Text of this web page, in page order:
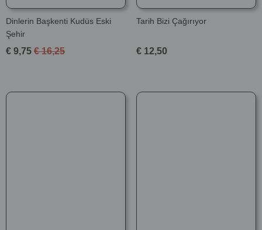
Dinlerin Başkenti Kudüs Eski
Şehir
€ 9,75 € 16,25
Tarih Bizi Çağırıyor
€ 12,50